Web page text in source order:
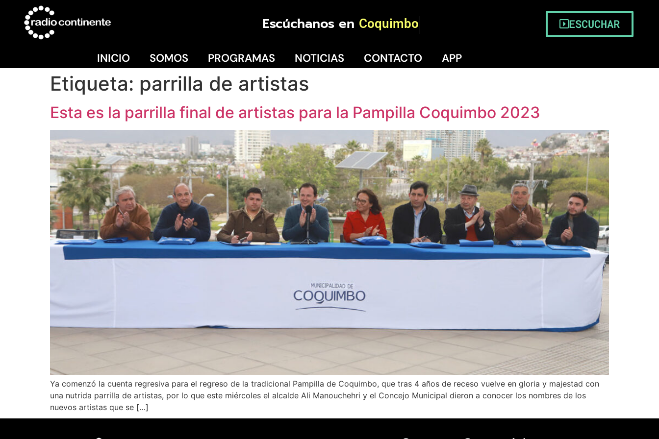
Escúchanos en Coquimbo ESCUCHAR
INICIO SOMOS PROGRAMAS NOTICIAS CONTACTO APP
Etiqueta: parrilla de artistas
Esta es la parrilla final de artistas para la Pampilla Coquimbo 2023
Ya comenzó la cuenta regresiva para el regreso de la tradicional Pampilla de Coquimbo, que tras 4 años de receso vuelve en gloria y majestad con
una nutrida parrilla de artistas, por lo que este miércoles el alcalde Ali Manouchehri y el Concejo Municipal dieron a conocer los nombres de los
nuevos artistas que se […]